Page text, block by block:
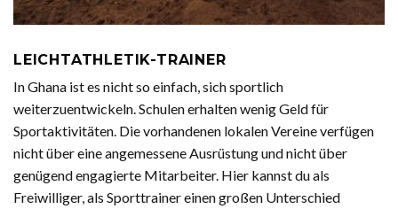
LEICHTATHLETIK-TRAINER
In Ghana ist es nicht so einfach, sich sportlich
weiterzuentwickeln. Schulen erhalten wenig Geld für
Sportaktivitäten. Die vorhandenen lokalen Vereine verfügen
nicht über eine angemessene Ausrüstung und nicht über
genügend engagierte Mitarbeiter. Hier kannst du als
Freiwilliger, als Sporttrainer einen großen Unterschied